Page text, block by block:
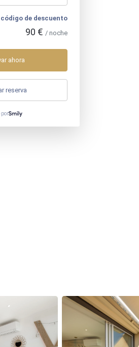
de descuento
90 € / noche
ahora
reserva
por